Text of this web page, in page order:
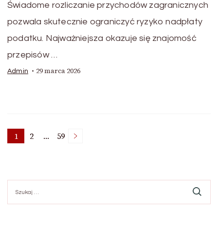
Świadome rozliczanie przychodów zagranicznych
pozwala skutecznie ograniczyć ryzyko nadpłaty
podatku. Najważniejsza okazuje się znajomość
przepisów …
Admin 29 marca 2026
Nawigacja
po
wpisach
Page
1 Page
2 … Page
59